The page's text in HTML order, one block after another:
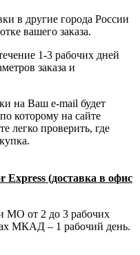
в другие города России
вашего заказа.
1-3 рабочих дней
заказа и
на Ваш e-mail будет
которому на сайте
легко проверить, где
Express (доставка в офис
МО от 2 до 3 рабочих
МКАД – 1 рабочий день.